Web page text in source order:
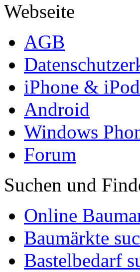
Webseite
AGB
iPhone &
Android
Windows
Forum
Suchen und
Online
Baumärkte
Bastelbedarf